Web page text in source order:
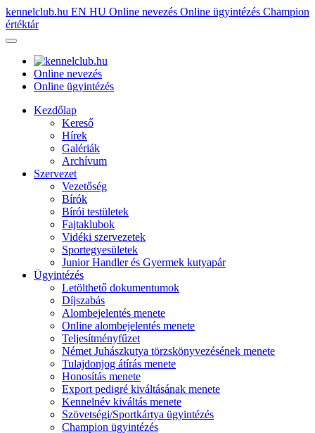
kennelclub.hu EN HU Online nevezés Online ügyintézés Champion
értéktár
Online nevezés
Online ügyintézés
Kezdőlap
Kereső
Hírek
Galériák
Archívum
Szervezet
Vezetőség
Bírók
Bírói testületek
Fajtaklubok
Vidéki szervezetek
Sportegyesületek
Junior Handler és Gyermek kutyapár
Ügyintézés
Letölthető dokumentumok
Díjszabás
Alombejelentés menete
Online alombejelentés menete
Teljesítményfűzet
Német Juhászkutya törzskönyvezésének menete
Tulajdonjog átírás menete
Honosítás menete
Export pedigré kiváltásának menete
Kennelnév kiváltás menete
Szövetségi/Sportkártya ügyintézés
Champion ügyintézés